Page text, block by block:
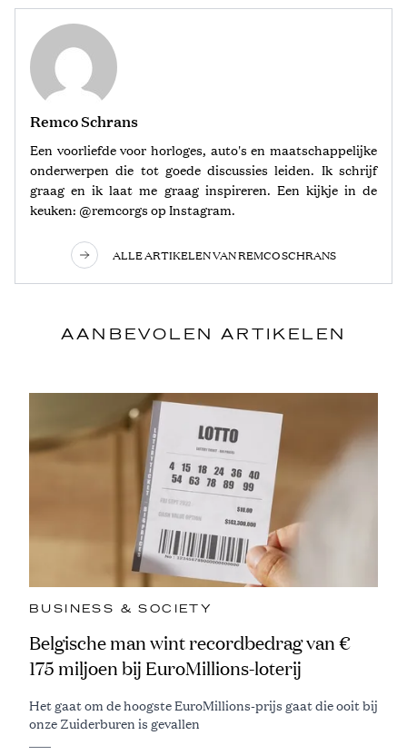
Remco Schrans
Een voorliefde voor horloges, auto's en maatschappelijke
onderwerpen die tot goede discussies leiden. Ik schrijf
graag en ik laat me graag inspireren. Een kijkje in de
keuken: @remcorgs op Instagram.
ALLE ARTIKELEN VAN REMCO SCHRANS
AANBEVOLEN ARTIKELEN
BUSINESS & SOCIETY
Belgische man wint recordbedrag van €
175 miljoen bij EuroMillions-loterij
Het gaat om de hoogste EuroMillions-prijs gaat die ooit bij
onze Zuiderburen is gevallen